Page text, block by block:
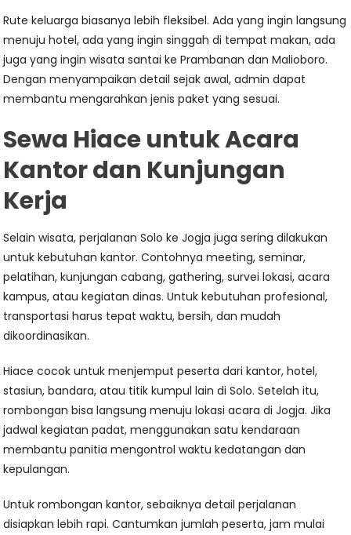
Rute keluarga biasanya lebih fleksibel. Ada yang ingin langsung
menuju hotel, ada yang ingin singgah di tempat makan, ada
juga yang ingin wisata santai ke Prambanan dan Malioboro.
Dengan menyampaikan detail sejak awal, admin dapat
membantu mengarahkan jenis paket yang sesuai.
Sewa Hiace untuk Acara
Kantor dan Kunjungan
Kerja
Selain wisata, perjalanan Solo ke Jogja juga sering dilakukan
untuk kebutuhan kantor. Contohnya meeting, seminar,
pelatihan, kunjungan cabang, gathering, survei lokasi, acara
kampus, atau kegiatan dinas. Untuk kebutuhan profesional,
transportasi harus tepat waktu, bersih, dan mudah
dikoordinasikan.
Hiace cocok untuk menjemput peserta dari kantor, hotel,
stasiun, bandara, atau titik kumpul lain di Solo. Setelah itu,
rombongan bisa langsung menuju lokasi acara di Jogja. Jika
jadwal kegiatan padat, menggunakan satu kendaraan
membantu panitia mengontrol waktu kedatangan dan
kepulangan.
Untuk rombongan kantor, sebaiknya detail perjalanan
disiapkan lebih rapi. Cantumkan jumlah peserta, jam mulai